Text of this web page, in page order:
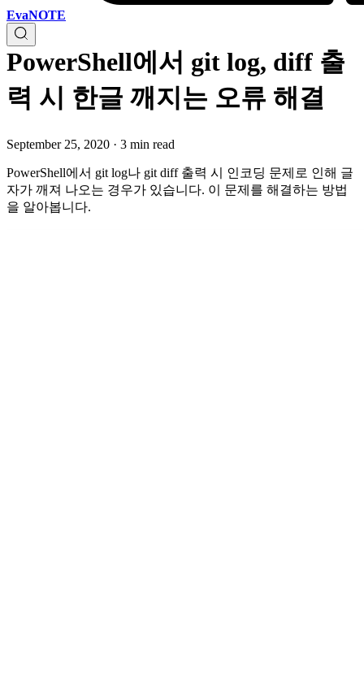
EvaNOTE
PowerShell에서 git log, diff 출
력 시 한글 깨지는 오류 해결
September 25, 2020 · 3 min read
PowerShell에서 git log나 git diff 출력 시 인코딩 문제로 인해 글
자가 깨져 나오는 경우가 있습니다. 이 문제를 해결하는 방법
을 알아봅니다.